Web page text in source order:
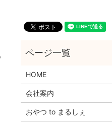
HOME
会社案内
おやつ to まるしぇ